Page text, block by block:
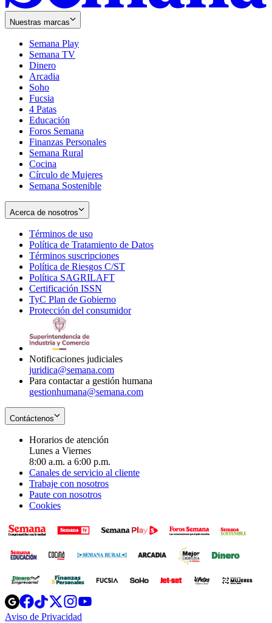
Nuestras marcas
Semana Play
Semana TV
Dinero
Arcadia
Soho
in
new
window
Fucsia
in
new
window
4 Patas
Educación
Foros Semana
Finanzas Personales
Semana Rural
Cocina
Círculo de Mujeres
Semana Sostenible
Acerca de nosotros
Términos de uso
in
new
window
Política de Tratamiento de Datos
Términos suscripciones
in
Política de Riesgos C/ST
Política SAGRILAFT
new
window
Certificación ISSN
in
new
TyC Plan de Gobierno
in
Protección del consumidorOpens
Notificaciones judiciales
juridica@semana.com
Para contactar a gestión humana
gestionhumana@semana.com
Contáctenos
Horarios de atención
Lunes a Viernes
8:00 a.m. a 6:00 p.m.
Canales de servicio al cliente
Trabaje con nosotros
Paute con nosotros
Cookies
Opens
in
new
Opens
in
new
Opens
in
new
Opens
new
Aviso de Privacidad